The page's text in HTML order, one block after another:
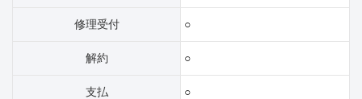
修理受付 ○
解約 ○
支払 ○